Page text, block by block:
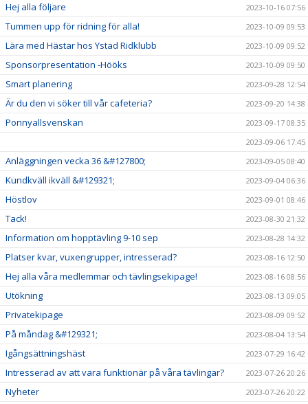
Hej alla följare 2023-10-16 07:56
Tummen upp för ridning för alla! 2023-10-09 09:53
Lära med Hästar hos Ystad Ridklubb 2023-10-09 09:52
Sponsorpresentation -Hööks 2023-10-09 09:50
Smart planering 2023-09-28 12:54
Är du den vi söker till vår cafeteria? 2023-09-20 14:38
Ponnyallsvenskan
2023-09-17 08:35
2023-09-06 17:45
Anläggningen vecka 36 &#127800; 2023-09-05 08:40
Kundkväll ikväll &#129321; 2023-09-04 06:36
Höstlov 2023-09-01 08:46
Tack! 2023-08-30 21:32
Information om hopptävling 9-10 sep 2023-08-28 14:32
Platser kvar, vuxengrupper, intresserad? 2023-08-16 12:50
Hej alla våra medlemmar och tävlingsekipage! 2023-08-16 08:56
Utökning 2023-08-13 09:05
Privatekipage 2023-08-09 09:52
På måndag &#129321; 2023-08-04 13:54
Igångsättningshäst 2023-07-29 16:42
Intresserad av att vara funktionär på våra tävlingar? 2023-07-26 20:26
Nyheter 2023-07-26 20:22